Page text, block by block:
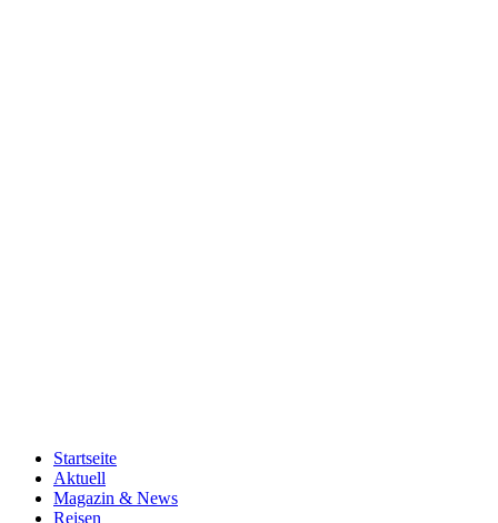
Startseite
Aktuell
Magazin & News
Reisen